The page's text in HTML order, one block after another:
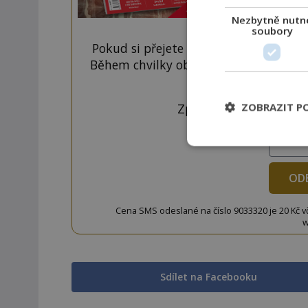
Pokud si přejete odemknout pouze
Během chvilky obdržíte číselný kód,
Zprávu ve tvaru "CTU
Cena SMS odeslané na číslo 9033320 je 20 Kč
Sdílet na Facebooku
Nezbytně
soubory
ZOBRAZIT